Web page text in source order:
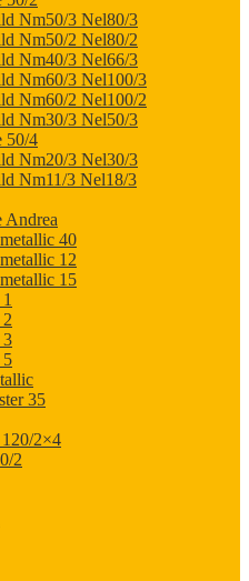
Nm50/3 Nel80/3
Nm50/2 Nel80/2
Nm40/3 Nel66/3
Nm60/3 Nel100/3
Nm60/2 Nel100/2
Nm30/3 Nel50/3
50/4
Nm20/3 Nel30/3
Nm11/3 Nel18/3
Andrea
40
12
15
3
5
35
120/2×4
2